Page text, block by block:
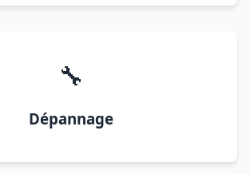
🔧
Dépannage